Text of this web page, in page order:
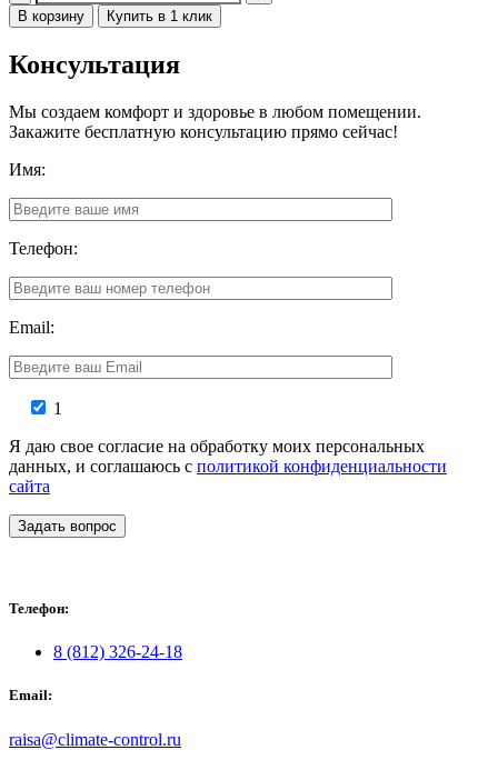
В корзину Купить в 1 клик
Консультация
Мы создаем комфорт и здоровье в любом помещении.
Закажите бесплатную консультацию прямо сейчас!
Имя:
Телефон:
Email:
1
Я даю свое согласие на обработку моих персональных
данных, и соглашаюсь с политикой конфиденциальности
сайта
Задать вопрос
Телефон:
8 (812) 326-24-18
Email:
raisa@climate-control.ru